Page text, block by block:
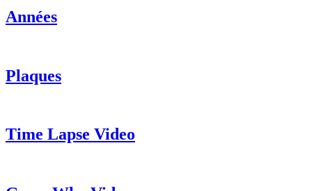
Années
Plaques
Time Lapse Video